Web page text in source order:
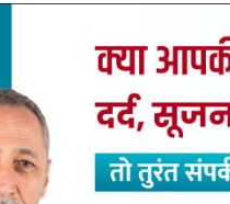
एक किसान की मोटरसाइकिल अज्ञात
पटेवा निवासी एक व्यक्ति, जो खेती
Dawn मोटरसाइकिल (क्रमांक
के सामने खड़ा कर अंदर जाकर दर्शन